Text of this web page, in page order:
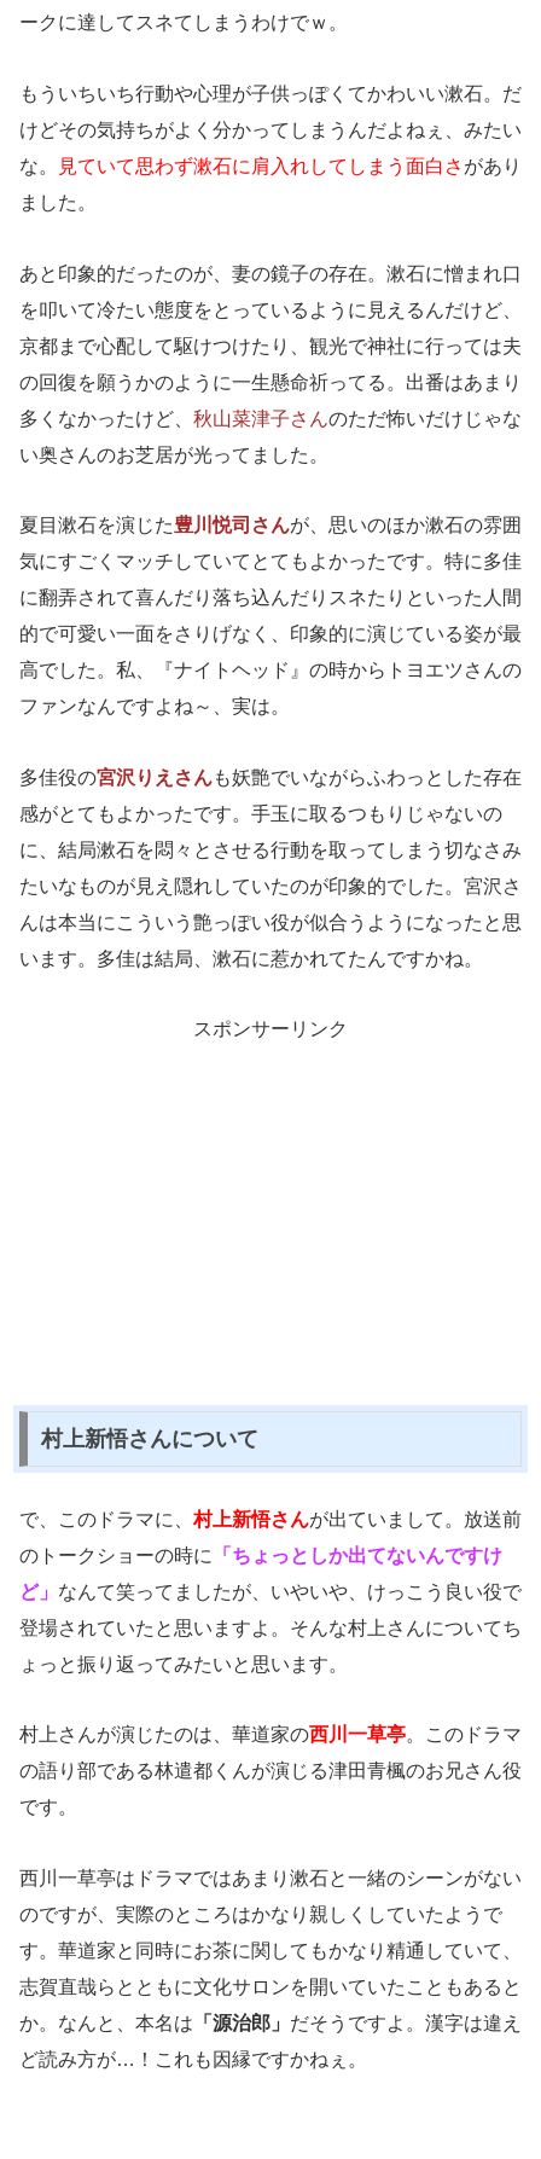
ークに達してスネてしまうわけでｗ。
もういちいち行動や心理が子供っぽくてかわいい漱石。だ
けどその気持ちがよく分かってしまうんだよねぇ、みたい
な。
見ていて思わず漱石に肩入れしてしまう面白さ があり
ました。
あと印象的だったのが、妻の鏡子の存在。漱石に憎まれ口
を叩いて冷たい態度をとっているように見えるんだけど、
京都まで心配して駆けつけたり、観光で神社に行っては夫
の回復を願うかのように一生懸命祈ってる。出番はあまり
多くなかったけど、 秋山菜津子さんのただ怖いだけじゃな
い奥さんのお芝居が光ってました。
夏目漱石を演じた豊川悦司さんが、思いのほか漱石の雰囲
気にすごくマッチしていてとてもよかったです。特に多佳
に翻弄されて喜んだり落ち込んだりスネたりといった人間
的で可愛い一面をさりげなく、印象的に演じている姿が最
高でした。私、『ナイトヘッド』の時からトヨエツさんの
ファンなんですよね～、実は。
多佳役の宮沢りえさんも妖艶でいながらふわっとした存在
感がとてもよかったです。手玉に取るつもりじゃないの
に、結局漱石を悶々とさせる行動を取ってしまう切なさみ
たいなものが見え隠れしていたのが印象的でした。宮沢さ
んは本当にこういう艶っぽい役が似合うようになったと思
います。多佳は結局、漱石に惹かれてたんですかね。
スポンサーリンク
村上新悟さんについて
で、このドラマに、村上新悟さんが出ていまして。放送前
のトークショーの時に
「ちょっとしか出てないんですけ
ど」 なんて笑ってましたが、いやいや、けっこう良い役で
登場されていたと思いますよ。そんな村上さんについてち
ょっと振り返ってみたいと思います。
村上さんが演じたのは、華道家の西川一草亭。このドラマ
の語り部である林遣都くんが演じる津田青楓のお兄さん役
です。
西川一草亭はドラマではあまり漱石と一緒のシーンがない
のですが、実際のところはかなり親しくしていたようで
す。華道家と同時にお茶に関してもかなり精通していて、
志賀直哉らとともに文化サロンを開いていたこともあると
か。なんと、本名は 「源治郎」 だそうですよ。漢字は違え
ど読み方が…！これも因縁ですかねぇ。